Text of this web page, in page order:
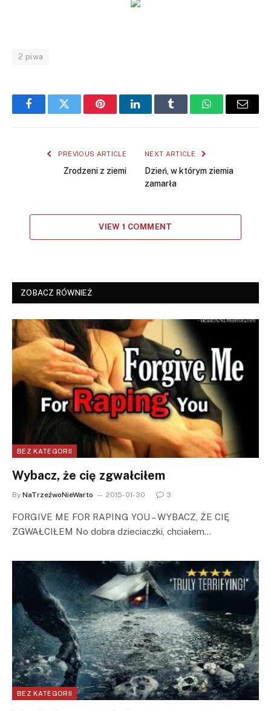
2 piwa
FacebookTwitter PinterestLinkedInTumblr WhatsAppEmail
PREVIOUS ARTICLE
Zrodzeni z ziemi
NEXT ARTICLE
Dzień, w którym ziemia
zamarła
VIEW 1 COMMENT
ZOBACZ RÓWNIEŻ
BEZ KATEGORII
Wybacz, że cię zgwałciłem
By NaTrzeźwoNieWarto 2015-01-30 3
FORGIVE ME FOR RAPING YOU – WYBACZ, ŻE CIĘ
ZGWAŁCIŁEM No dobra dzieciaczki, chciałem…
BEZ KATEGORII